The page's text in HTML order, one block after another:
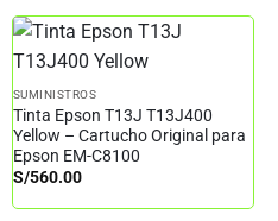
SUMINISTROS
Tinta Epson T13J T13J400
Yellow – Cartucho Original para
Epson EM-C8100
S/560.00